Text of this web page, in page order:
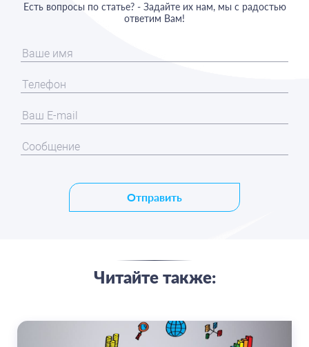
Есть вопросы по статье? - Задайте их нам, мы с радостью
ответим Вам!
Отправить
Читайте также: